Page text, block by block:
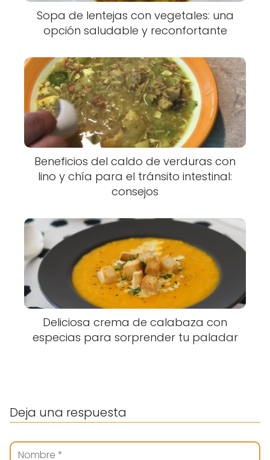
Sopa de lentejas con vegetales: una
opción saludable y reconfortante
Beneficios del caldo de verduras con
lino y chía para el tránsito intestinal:
consejos
Deliciosa crema de calabaza con
especias para sorprender tu paladar
Deja una respuesta